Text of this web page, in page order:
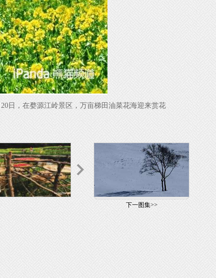
日，在婺源江岭景区，万亩梯田油菜花海迎来赏花
下一图集>>